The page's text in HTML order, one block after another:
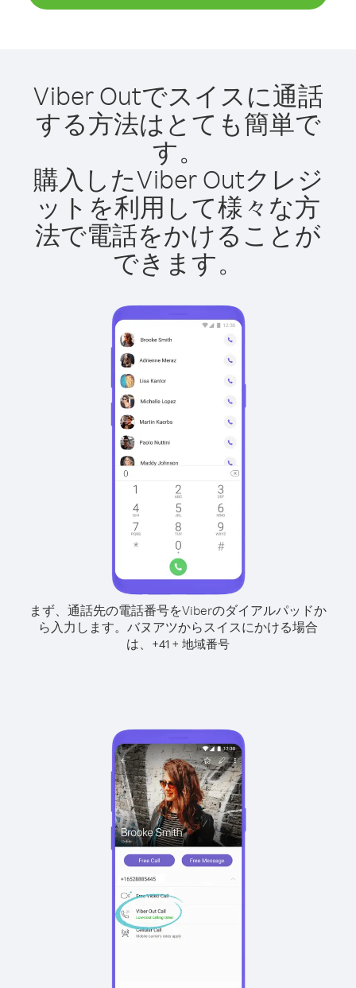
Viber Outでスイスに通話
する方法はとても簡単で
す。
購入したViber Outクレジ
ットを利用して様々な方
法で電話をかけることが
できます。
まず、通話先の電話番号をViberのダイアルパッドか
ら入力します。 バヌアツからスイスにかける場合
は、 +41 + 地域番号